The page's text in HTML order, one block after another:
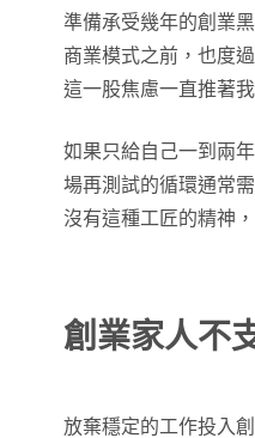
準備承受幾年的創業
商業模式之前，也度
這一股焦慮一直推著
如果只給自己一到兩
場再測試的循環通常
沒有這種工匠的精神
創業家人不
放棄穩定的工作投入